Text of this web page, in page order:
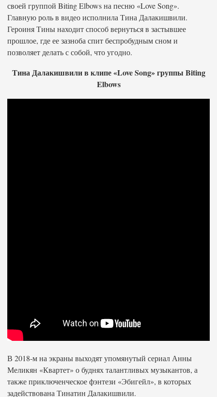
своей группой Biting Elbows на песню «Love Song».
Главную роль в видео исполнила Тина Далакишвили.
Героиня Тины находит способ вернуться в застывшее
прошлое, где ее зазноба спит беспробудным сном и
позволяет делать с собой, что угодно.
Тина Далакишвили в клипе «Love Song» группы Biting
Elbows
В 2018-м на экраны выходят упомянутый сериал Анны
Меликян «Квартет» о буднях талантливых музыкантов, а
также приключенческое фэнтези «Эбигейл», в которых
задействована Тинатин Далакишвили.